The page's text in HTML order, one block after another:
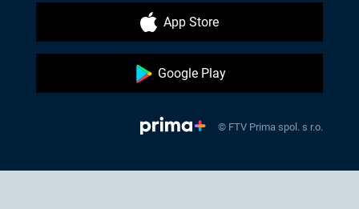
App Store
Google Play
© FTV Prima spol. s r.o.